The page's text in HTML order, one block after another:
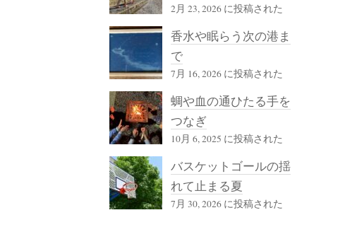
2月 23, 2026 に投稿された
香水や眠らう次の港ま
で
7月 16, 2026 に投稿された
蜩や血の通ひたる手を
つなぎ
10月 6, 2025 に投稿された
バスケットゴールの揺
れて止まる夏
7月 30, 2026 に投稿された